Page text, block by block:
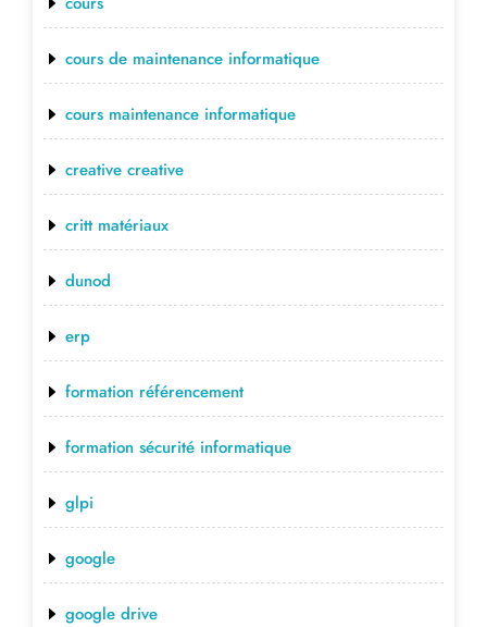
cours de maintenance informatique
cours maintenance informatique
creative creative
critt matériaux
dunod
erp
formation référencement
formation sécurité informatique
glpi
google
google drive